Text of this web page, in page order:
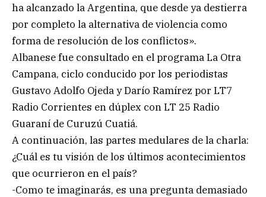
ha alcanzado la Argentina, que desde ya destierra
por completo la alternativa de violencia como
forma de resolución de los conflictos».
Albanese fue consultado en el programa La Otra
Campana, ciclo conducido por los periodistas
Gustavo Adolfo Ojeda y Darío Ramírez por LT7
Radio Corrientes en dúplex con LT 25 Radio
Guaraní de Curuzú Cuatiá.
A continuación, las partes medulares de la charla:
¿Cuál es tu visión de los últimos acontecimientos
que ocurrieron en el país?
-Como te imaginarás, es una pregunta demasiado